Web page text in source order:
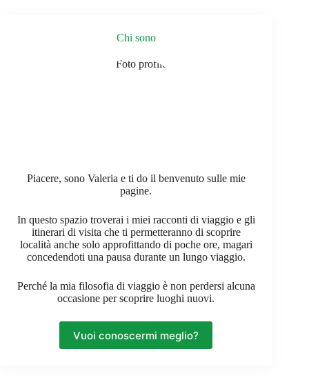
Chi sono
Piacere, sono Valeria e ti do il benvenuto sulle mie
pagine.
In questo spazio troverai i miei racconti di viaggio e gli
itinerari di visita che ti permetteranno di scoprire
località anche solo approfittando di poche ore, magari
concedendoti una pausa durante un lungo viaggio.
Perché la mia filosofia di viaggio è non perdersi alcuna
occasione per scoprire luoghi nuovi.
Vuoi conoscermi meglio?